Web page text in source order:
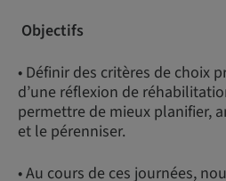
Objectifs
• Définir des critères de choix
d’une réflexion de
permettre de mieux planifier,
et le pérenniser.
• Au cours de ces journées,